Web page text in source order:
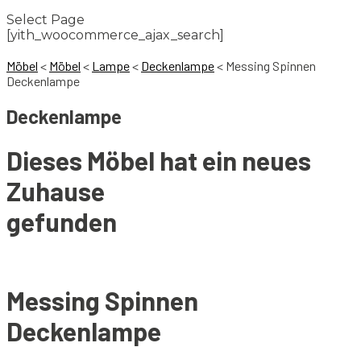
Select Page
[yith_woocommerce_ajax_search]
Möbel < Möbel < Lampe< Deckenlampe< Messing Spinnen
Deckenlampe
Deckenlampe
Dieses Möbel hat ein neues
Zuhause
gefunden
Messing Spinnen
Deckenlampe